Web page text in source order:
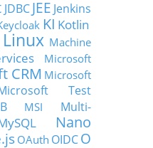
JDBC JEE Jenkins
KI Kotlin
Linux Machine
Microsoft
CRM Microsoft
Test
MSI
Multi-
Nano
OAuth OIDCO